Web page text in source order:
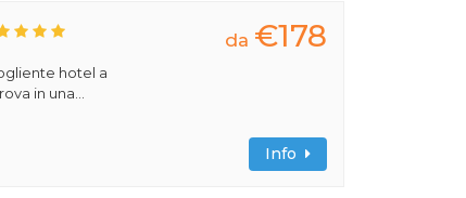
hotel a
in una...
da €178
Info